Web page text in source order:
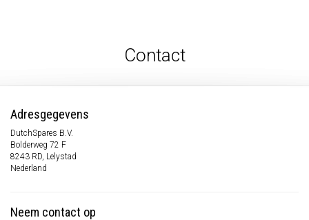
Contact
Adresgegevens
DutchSpares B.V.
Bolderweg 72 F
8243 RD, Lelystad
Nederland
Neem contact op